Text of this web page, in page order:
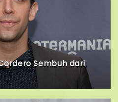
Sembuh dari